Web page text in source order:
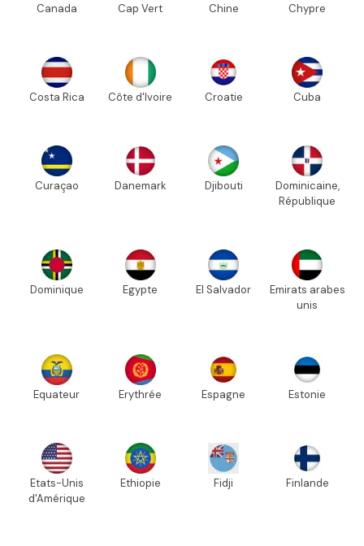
Canada Cap Vert Chine Chypre
Costa Rica Côte d'Ivoire Croatie Cuba
Curaçao Danemark Djibouti
Dominicaine,
République
Dominique Egypte El Salvador
Emirats arabes
unis
Equateur Erythrée Espagne Estonie
Etats-Unis
d'Amérique
Ethiopie Fidji Finlande